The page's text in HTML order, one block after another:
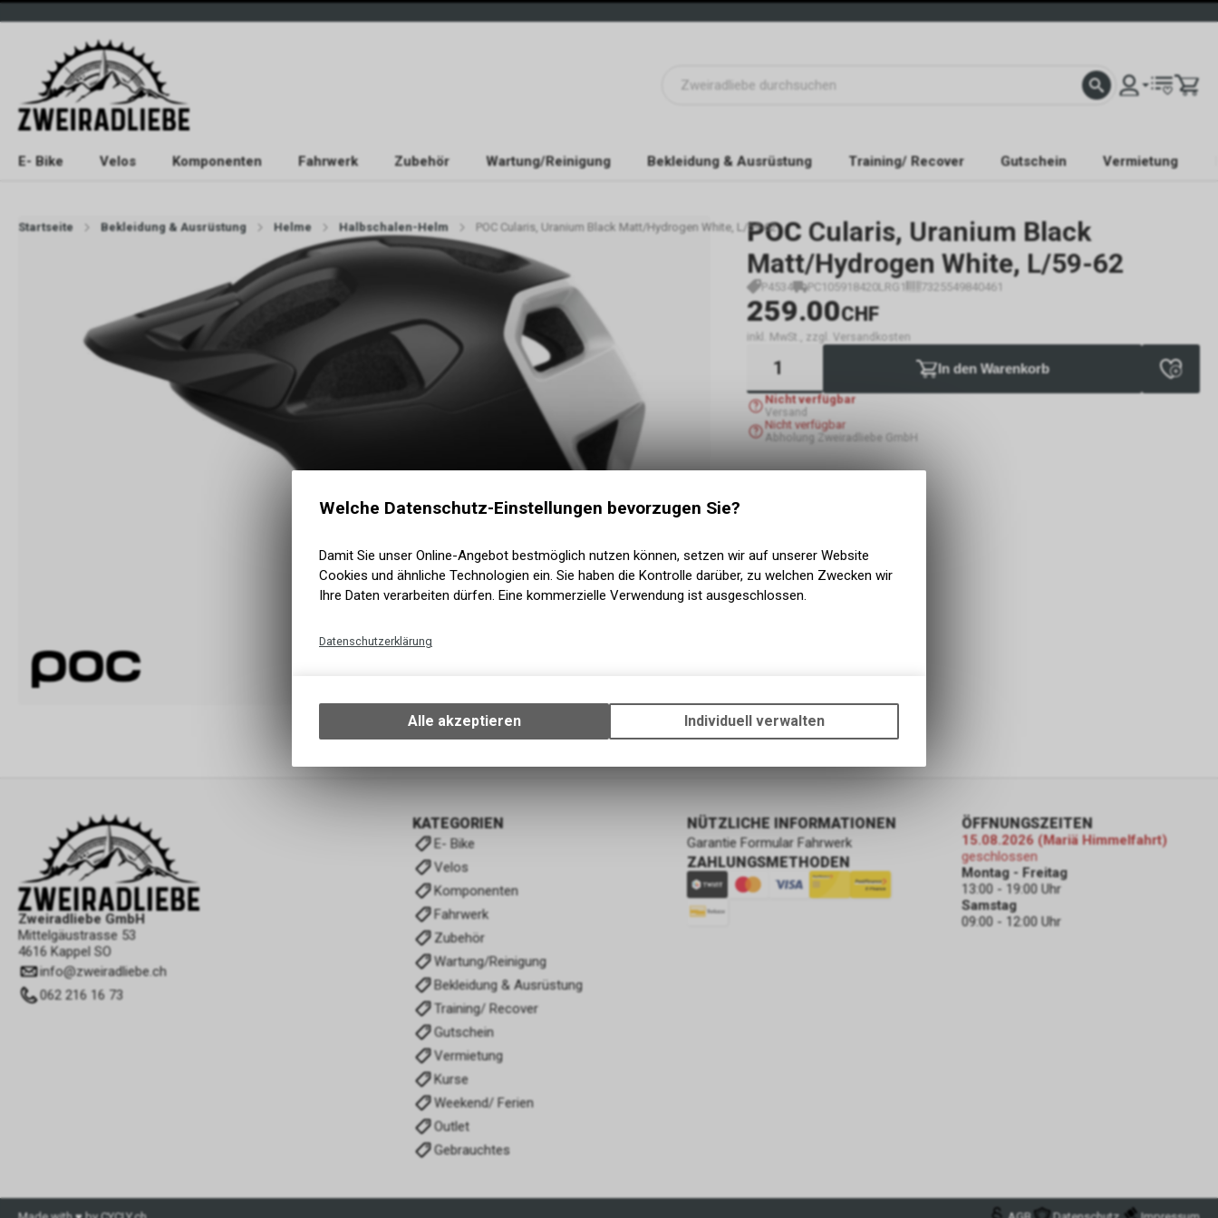
E- Bike Velos Komponenten Fahrwerk Zubehör Wartung/Reinigung Bekleidung & Ausrüstung Training/ Recover Gutschein Vermietung
Startseite Bekleidung & Ausrüstung Helme Halbschalen-Helm POC Cularis, Uranium Black Matt/Hydrogen White, L/59-62
POC Cularis, Uranium Black
Matt/Hydrogen White, L/59-62
P4534 PC105918420LRG1 7325549840461
259.00CHF
inkl. MwSt., zzgl. Versandkosten
In den Warenkorb
Nicht verfügbar
Versand
Nicht verfügbar
Abholung Zweiradliebe GmbH
Zweiradliebe GmbH
Mittelgäustrasse 53
4616 Kappel SO
info@zweiradliebe.ch
062 216 16 73
KATEGORIEN
E- Bike
Velos
Komponenten
Fahrwerk
Zubehör
Wartung/Reinigung
Bekleidung & Ausrüstung
Training/ Recover
Gutschein
Vermietung
Kurse
Weekend/ Ferien
Outlet
Gebrauchtes
NÜTZLICHE INFORMATIONEN
Garantie Formular Fahrwerk
ZAHLUNGSMETHODEN
ÖFFNUNGSZEITEN
15.08.2026 (Mariä Himmelfahrt)
geschlossen
Montag - Freitag
13:00 - 19:00 Uhr
Samstag
09:00 - 12:00 Uhr
Welche Datenschutz-Einstellungen bevorzugen Sie?
Damit Sie unser Online-Angebot bestmöglich nutzen können, setzen wir auf unserer Website
Cookies und ähnliche Technologien ein. Sie haben die Kontrolle darüber, zu welchen Zwecken wir
Ihre Daten verarbeiten dürfen. Eine kommerzielle Verwendung ist ausgeschlossen.
Datenschutzerklärung
Ihrem Gerät, um die grundlegenden Funktionen unseres Online-Angebots, wie die
Verwendung des Warenkorbs, zu ermöglichen. Bitte beachten Sie, dass die
zulassen.
Alle akzeptieren Individuell verwalten